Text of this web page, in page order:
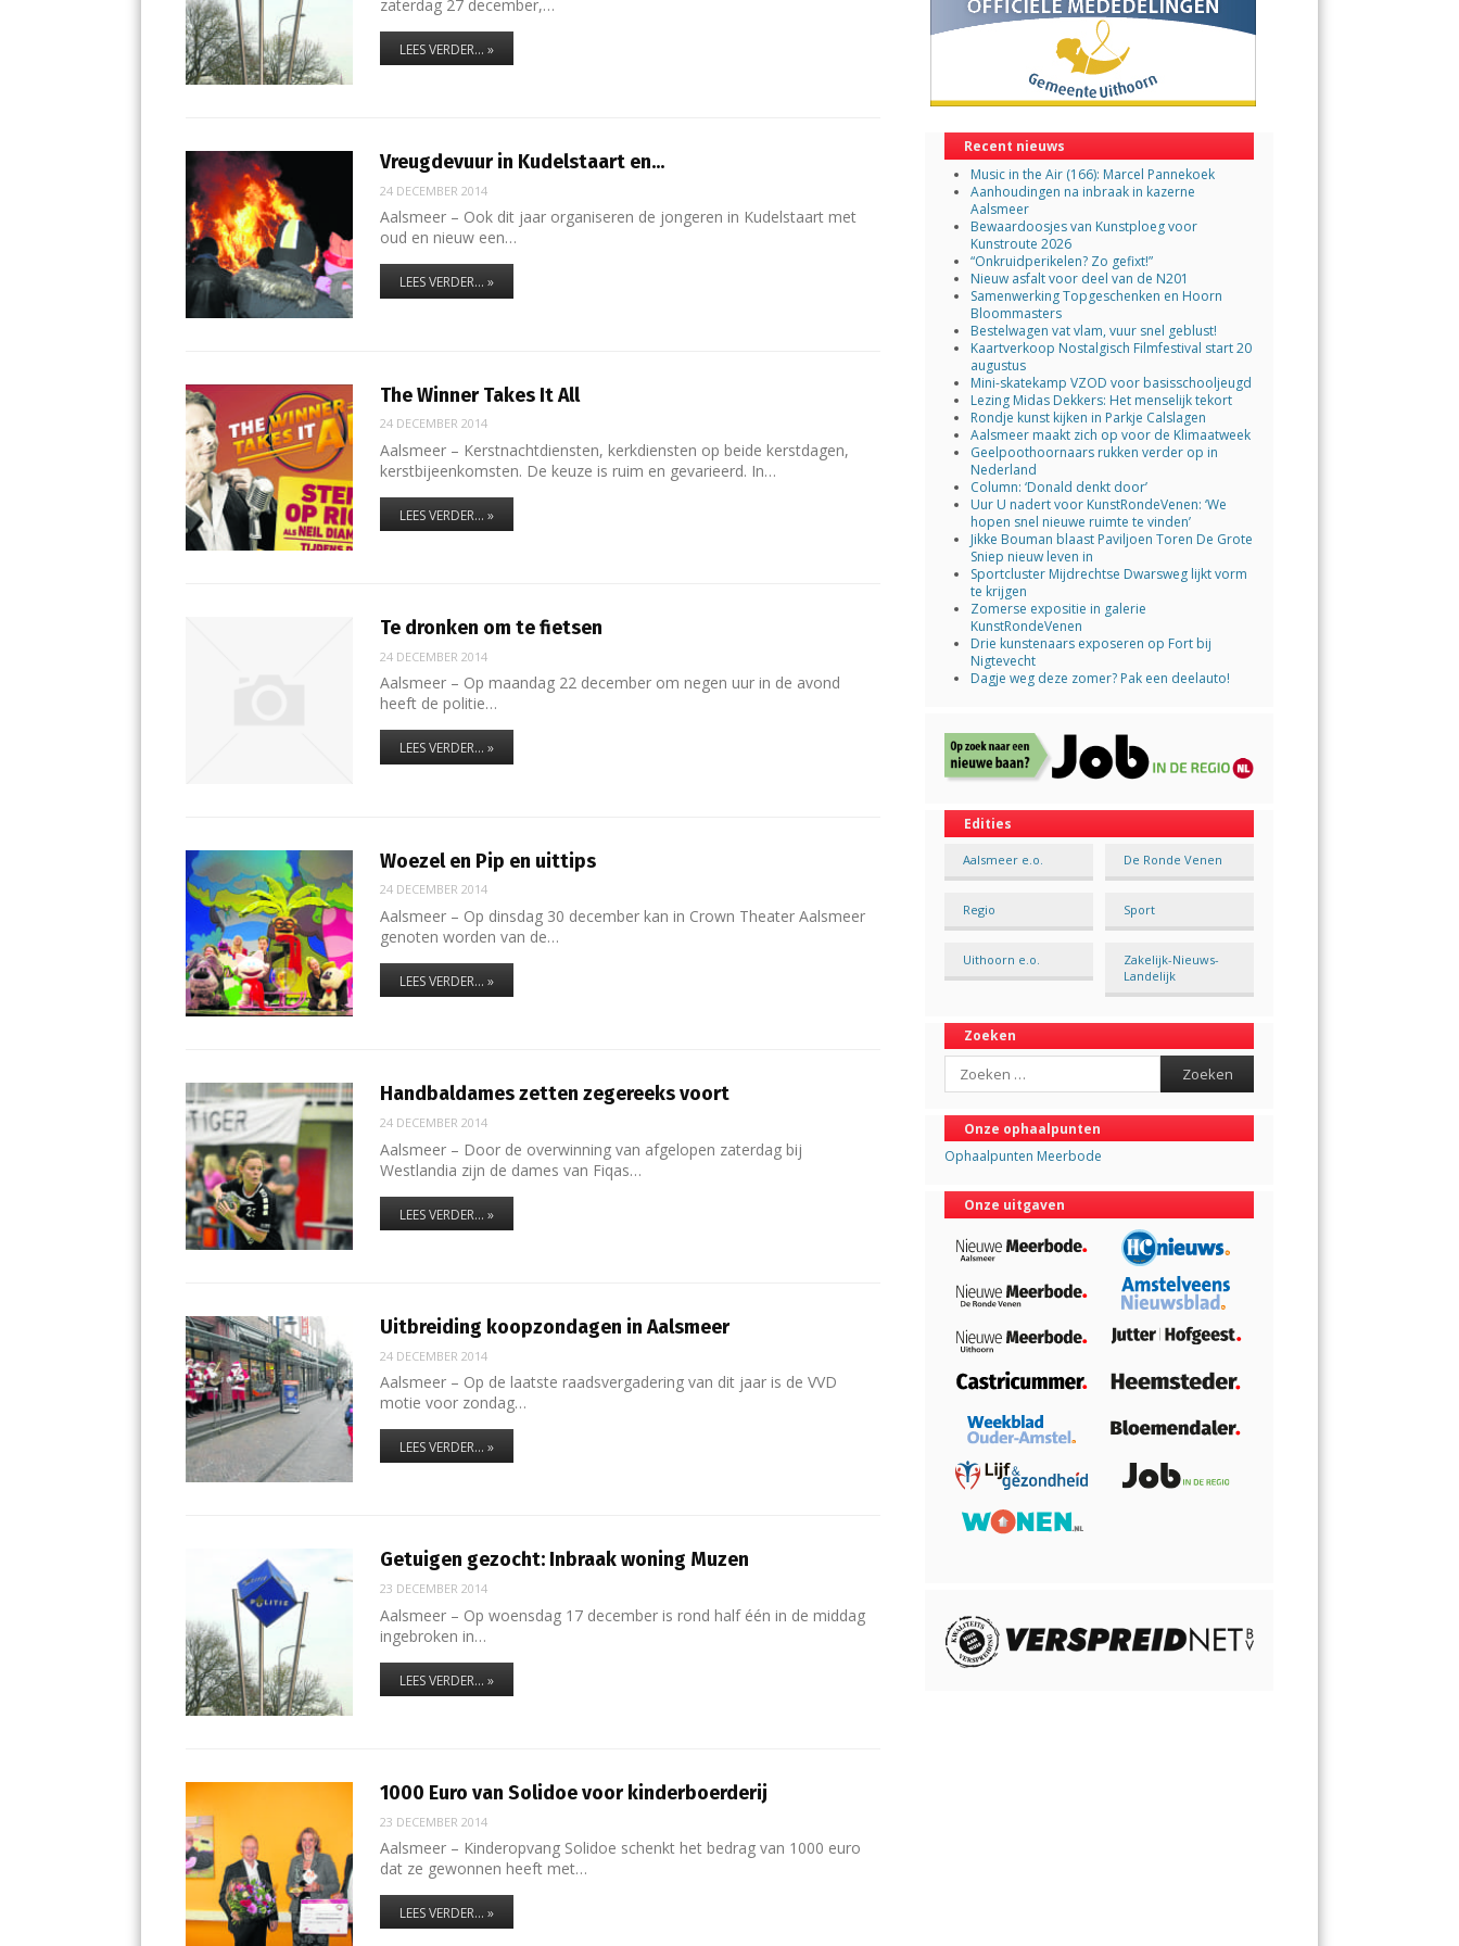
zaterdag 27 december,…
LEES VERDER... »
Vreugdevuur in Kudelstaart en…
24 DECEMBER 2014
Aalsmeer – Ook dit jaar organiseren de jongeren in Kudelstaart met
oud en nieuw een…
LEES VERDER... »
The Winner Takes It All
24 DECEMBER 2014
Aalsmeer – Kerstnachtdiensten, kerkdiensten op beide kerstdagen,
kerstbijeenkomsten. De keuze is ruim en gevarieerd. In…
LEES VERDER... »
Te dronken om te fietsen
24 DECEMBER 2014
Aalsmeer – Op maandag 22 december om negen uur in de avond
heeft de politie…
LEES VERDER... »
Woezel en Pip en uittips
24 DECEMBER 2014
Aalsmeer – Op dinsdag 30 december kan in Crown Theater Aalsmeer
genoten worden van de…
LEES VERDER... »
Handbaldames zetten zegereeks voort
24 DECEMBER 2014
Aalsmeer – Door de overwinning van afgelopen zaterdag bij
Westlandia zijn de dames van Fiqas…
LEES VERDER... »
Uitbreiding koopzondagen in Aalsmeer
24 DECEMBER 2014
Aalsmeer – Op de laatste raadsvergadering van dit jaar is de VVD
motie voor zondag…
LEES VERDER... »
Getuigen gezocht: Inbraak woning Muzen
23 DECEMBER 2014
Aalsmeer – Op woensdag 17 december is rond half één in de middag
ingebroken in…
LEES VERDER... »
1000 Euro van Solidoe voor kinderboerderij
23 DECEMBER 2014
Aalsmeer – Kinderopvang Solidoe schenkt het bedrag van 1000 euro
dat ze gewonnen heeft met…
LEES VERDER... »
Recent nieuws
Music in the Air (166): Marcel Pannekoek
Aanhoudingen na inbraak in kazerne
Aalsmeer
Bewaardoosjes van Kunstploeg voor
Kunstroute 2026
“Onkruidperikelen? Zo gefixt!”
Nieuw asfalt voor deel van de N201
Samenwerking Topgeschenken en Hoorn
Bloommasters
Bestelwagen vat vlam, vuur snel geblust!
Kaartverkoop Nostalgisch Filmfestival start 20
augustus
Mini-skatekamp VZOD voor basisschooljeugd
Lezing Midas Dekkers: Het menselijk tekort
Rondje kunst kijken in Parkje Calslagen
Aalsmeer maakt zich op voor de Klimaatweek
Geelpoothoornaars rukken verder op in
Nederland
Column: ‘Donald denkt door’
Uur U nadert voor KunstRondeVenen: ‘We
hopen snel nieuwe ruimte te vinden’
Jikke Bouman blaast Paviljoen Toren De Grote
Sniep nieuw leven in
Sportcluster Mijdrechtse Dwarsweg lijkt vorm
te krijgen
Zomerse expositie in galerie
KunstRondeVenen
Drie kunstenaars exposeren op Fort bij
Nigtevecht
Dagje weg deze zomer? Pak een deelauto!
Edities
Aalsmeer e.o. De Ronde Venen
Regio Sport
Uithoorn e.o.
Zakelijk-Nieuws-
Landelijk
Zoeken
Search
Onze ophaalpunten
Ophaalpunten Meerbode
Onze uitgaven